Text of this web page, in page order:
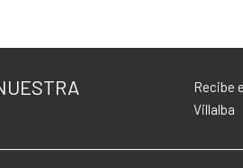
Recibe
Villalba